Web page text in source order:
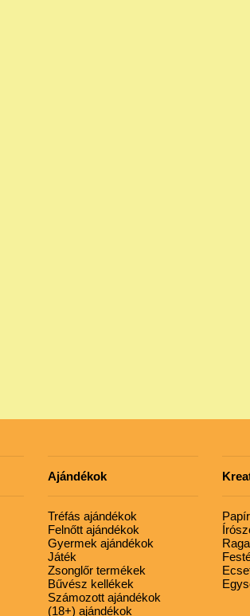
Ajándékok
Tréfás ajándékok
Felnőtt ajándékok
Gyermek ajándékok
Játék
Zsonglőr termékek
Bűvész kellékek
Számozott ajándékok
(18+) ajándékok
Papír